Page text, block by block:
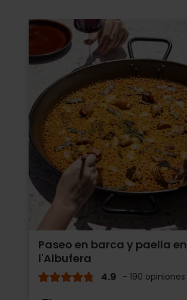
Paseo en barca y paella en
l'Albufera
4.9 - 190 opiniones